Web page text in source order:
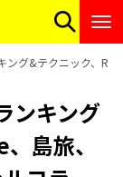
グ&テクニック、
ンキング
島旅、